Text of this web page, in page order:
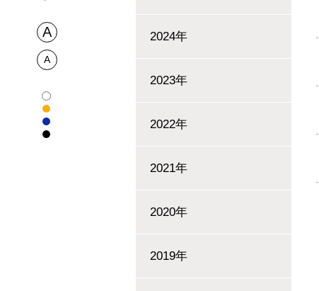
2024年
2023年
2022年
2021年
2020年
2019年